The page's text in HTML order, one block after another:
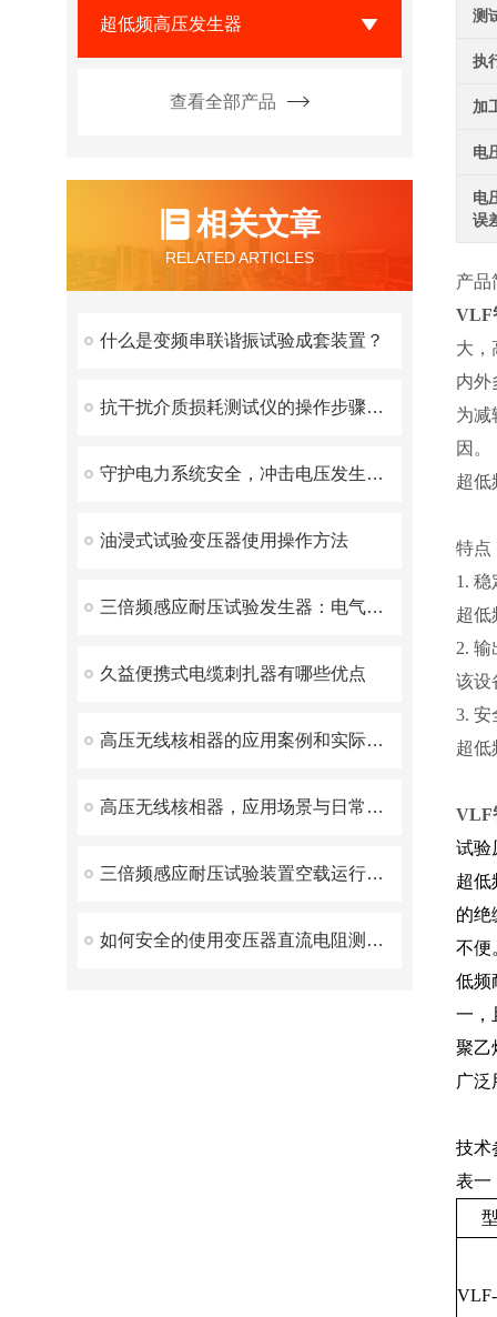
超低频高压发生器
查看全部产品
相关文章
RELATED ARTICLES
什么是变频串联谐振试验成套装置？
抗干扰介质损耗测试仪的操作步骤与注意事项
守护电力系统安全，冲击电压发生器发挥了重要作用！
油浸式试验变压器使用操作方法
三倍频感应耐压试验发生器：电气安全检测的守护神
久益便携式电缆刺扎器有哪些优点
高压无线核相器的应用案例和实际效果
高压无线核相器，应用场景与日常维护方案解析
三倍频感应耐压试验装置空载运行时间不应过长
如何安全的使用变压器直流电阻测试仪？
测
执
加
电
电
误
产品
VLF
大，
内外
为减
因。
超低
特点
1. 稳
超低
2.
该设
3. 安
超低
VLF
试验
超低
的绝
不便
低频
一，
聚乙
广
技术
表一